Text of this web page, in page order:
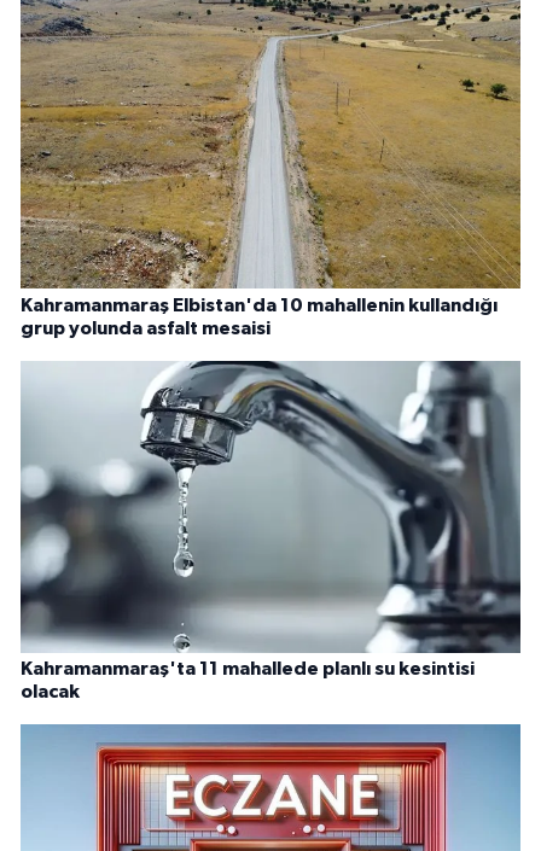
Kahramanmaraş Elbistan'da 10 mahallenin kullandığı
grup yolunda asfalt mesaisi
Kahramanmaraş'ta 11 mahallede planlı su kesintisi
olacak